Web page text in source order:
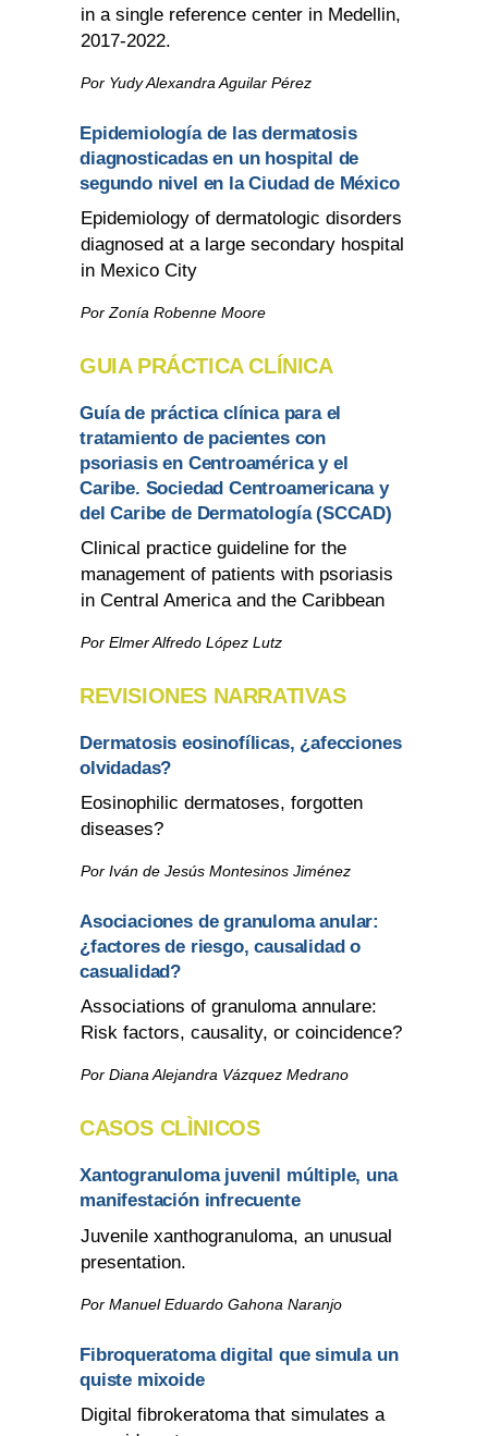
in a single reference center in Medellin,
2017-2022.
Por Yudy Alexandra Aguilar Pérez
Epidemiología de las dermatosis
diagnosticadas en un hospital de
segundo nivel en la Ciudad de México
Epidemiology of dermatologic disorders
diagnosed at a large secondary hospital
in Mexico City
Por Zonía Robenne Moore
GUIA PRÁCTICA CLÍNICA
Guía de práctica clínica para el
tratamiento de pacientes con
psoriasis en Centroamérica y el
Caribe. Sociedad Centroamericana y
del Caribe de Dermatología (SCCAD)
Clinical practice guideline for the
management of patients with psoriasis
in Central America and the Caribbean
Por Elmer Alfredo López Lutz
REVISIONES NARRATIVAS
Dermatosis eosinofílicas, ¿afecciones
olvidadas?
Eosinophilic dermatoses, forgotten
diseases?
Por Iván de Jesús Montesinos Jiménez
Asociaciones de granuloma anular:
¿factores de riesgo, causalidad o
casualidad?
Associations of granuloma annulare:
Risk factors, causality, or coincidence?
Por Diana Alejandra Vázquez Medrano
CASOS CLÌNICOS
Xantogranuloma juvenil múltiple, una
manifestación infrecuente
Juvenile xanthogranuloma, an unusual
presentation.
Por Manuel Eduardo Gahona Naranjo
Fibroqueratoma digital que simula un
quiste mixoide
Digital fibrokeratoma that simulates a